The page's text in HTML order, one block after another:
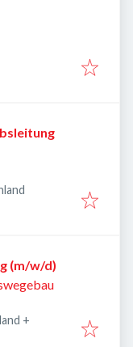
(m/w/d)
+